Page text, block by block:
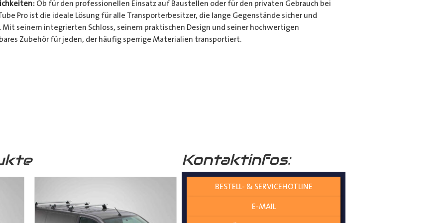
Ob für den professionellen Einsatz auf Baustellen oder für den privaten Gebrauch bei
Pro ist die ideale Lösung für alle Transporterbesitzer, die lange Gegenstände sicher und
seinem integrierten Schloss, seinem praktischen Design und seiner hochwertigen
Zubehör für jeden, der häufig sperrige Materialien transportiert.
Design, seinem integrierten Schloss und seiner vielseitigen Anwendung ist es die ultimative
Verfügung. Kontaktinfos:
BESTELL- & SERVICEHOTLINE
E-MAIL